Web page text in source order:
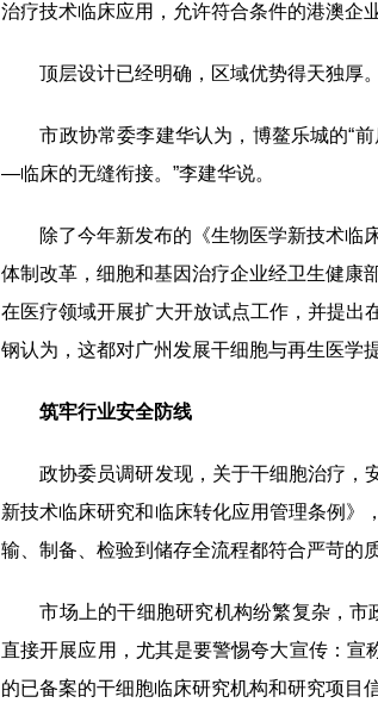
治疗技术临床应用，允许符合条件的港澳企
顶层设计已经明确，区域优势得天独厚。
市政协常委李建华认为，博鳌乐城的“前
—临床的无缝衔接。”李建华说。
除了今年新发布的《生物医学新技术临床
体制改革，细胞和基因治疗企业经卫生健康
在医疗领域开展扩大开放试点工作，并提出
钢认为，这都对广州发展干细胞与再生医学
筑牢行业安全防线
政协委员调研发现，关于干细胞治疗，安
新技术临床研究和临床转化应用管理条例》
输、制备、检验到储存全流程都符合严苛的
市场上的干细胞研究机构纷繁复杂，市
直接开展应用，尤其是要警惕夸大宣传：宣
的已备案的干细胞临床研究机构和研究项目